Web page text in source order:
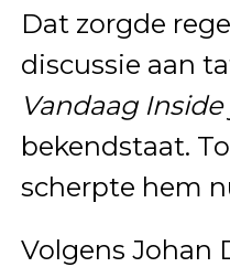
Dat zorgde
discussie aan
Vandaag Inside
bekendstaat.
scherpte hem
Volgens Johan